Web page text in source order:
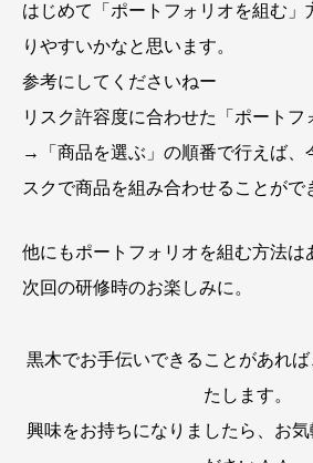
はじめて「ポートフォリオを組む」
りやすいかなと思います。
参考にしてくださいねー
リスク許容度に合わせた「ポートフ
→「商品を選ぶ」の順番で行えば、
スクで商品を組み合わせることがで
他にもポートフォリオを組む方法は
次回の研修時のお楽しみに。
黒木でお手伝いできることがあれ
たします。
興味をお持ちになりましたら、お気